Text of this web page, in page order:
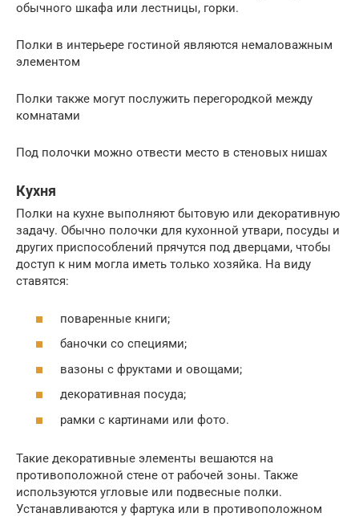
обычного шкафа или лестницы, горки.
Полки в интерьере гостиной являются немаловажным
элементом
Полки также могут послужить перегородкой между
комнатами
Под полочки можно отвести место в стеновых нишах
Кухня
Полки на кухне выполняют бытовую или декоративную
задачу. Обычно полочки для кухонной утвари, посуды и
других приспособлений прячутся под дверцами, чтобы
доступ к ним могла иметь только хозяйка. На виду
ставятся:
поваренные книги;
баночки со специями;
вазоны с фруктами и овощами;
декоративная посуда;
рамки с картинами или фото.
Такие декоративные элементы вешаются на
противоположной стене от рабочей зоны. Также
используются угловые или подвесные полки.
Устанавливаются у фартука или в противоположном